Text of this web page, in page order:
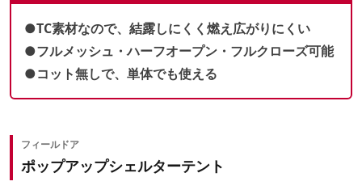
●TC素材なので、結露しにくく燃え広がりにくい
●フルメッシュ・ハーフオープン・フルクローズ可能
●コット無しで、単体でも使える
フィールドア
ポップアップシェルターテント